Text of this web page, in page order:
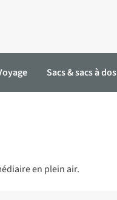
Sacs & sacs à dos
en plein air.